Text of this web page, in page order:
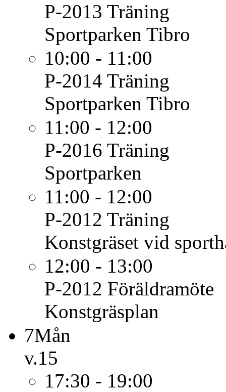
P-2013 Träning
Sportparken Tibro
10:00 - 11:00
P-2014 Träning
Sportparken Tibro
11:00 - 12:00
P-2016 Träning
Sportparken
11:00 - 12:00
P-2012 Träning
Konstgräset vid
12:00 - 13:00
P-2012 Föräldramöte
Konstgräsplan
7Mån
v.15
17:30 - 19:00